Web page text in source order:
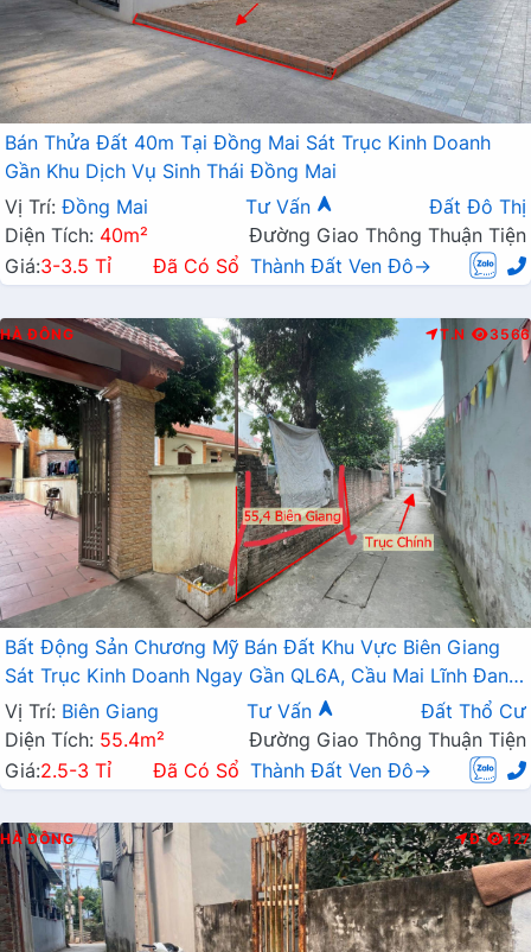
Bán Thửa Đất 40m Tại Đồng Mai Sát Trục Kinh Doanh
Gần Khu Dịch Vụ Sinh Thái Đồng Mai
Vị Trí: Đồng Mai Tư Vấn
Đất Đô Thị
Diện Tích: 40m²
Đường Giao Thông Thuận Tiện
Giá:3-3.5 Tỉ Đã Có Sổ Thành Đất Ven Đô→
HÀ ĐÔNG T.N 3566
Bất Động Sản Chương Mỹ Bán Đất Khu Vực Biên Giang
Sát Trục Kinh Doanh Ngay Gần QL6A, Cầu Mai Lĩnh Đang
Mở Rộng
Vị Trí: Biên Giang Tư Vấn
Đất Thổ Cư
Diện Tích: 55.4m²
Đường Giao Thông Thuận Tiện
Giá:2.5-3 Tỉ Đã Có Sổ Thành Đất Ven Đô→
HÀ ĐÔNG Đ 127